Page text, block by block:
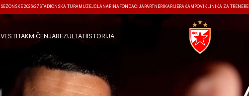
SEZONSKE 2026/27 STADIONSKA TURA MUZEJČLANARINA FONDACIJA PARTNERI KARIJERA KAMPOVI KLINIKA ZA TRENERE
VESTITAKMIČENJAREZULTATIISTORIJA